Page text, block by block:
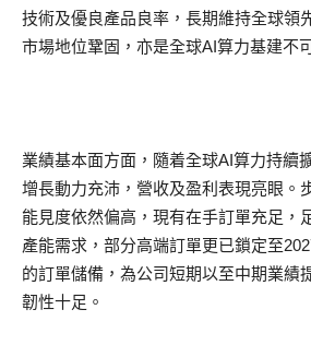
技術及優良產品良率，長期維持全球領
市場地位鞏固，亦是全球AI算力基建不
業績基本面方面，隨着全球AI算力持續
增長動力充沛，營收及盈利表現亮眼。
能見度依然偏高，現有在手訂單充足，
產能需求，部分高端訂單更已鎖定至
的訂單儲備，為公司短期以至中期業績
韌性十足。